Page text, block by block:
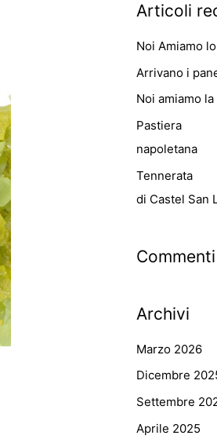
c
a
Articoli
Noi Amiamo
Arrivano i
Noi amiamo
Pastiera
napoletana
Tennerata
di Castel San
Archivi
Marzo 2026
Dicembre
Settembre
Aprile 2025